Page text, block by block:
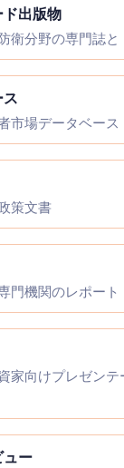
出版物
衛分野の専門誌と
市場データベース
策文書
門機関のレポート
家向けプレゼン
ュー